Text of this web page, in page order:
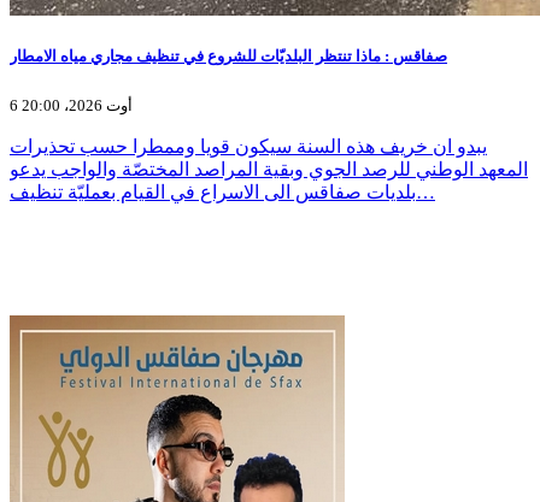
صفاقس : ماذا تنتظر البلديّات للشروع في تنظيف مجاري مياه الامطار
6 أوت 2026، 20:00
يبدو ان خريف هذه السنة سيكون قويا وممطرا حسب تحذيرات
المعهد الوطني للرصد الجوي وبقية المراصد المختصّة والواجب يدعو
بلديات صفاقس الى الاسراع في القيام بعمليّة تنظيف…